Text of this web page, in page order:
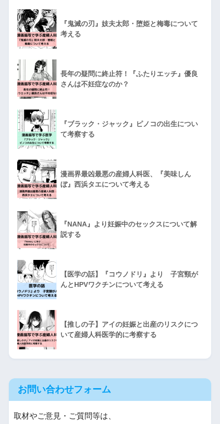
『鬼滅の刃』妓夫太郎・堕姫と梅毒について
考える
長年の疑問に終止符！『ふたりエッチ』優良
さんは不妊症なのか？
『ブラック・ジャック』ピノコの出生につい
て考察する
漫画界最凶最悪の産婦人科医、『美味しん
ぼ』西浜タエについて考える
『NANA』より妊娠中のセックスについて解
説する
【医学の話】『コウノドリ』より 子宮頸が
んとHPVワクチンについて考える
【推しの子】アイの妊娠と出産のリスクにつ
いて産婦人科医学的に考察する
お問い合わせフォーム
取材やご意見・ご質問等は、